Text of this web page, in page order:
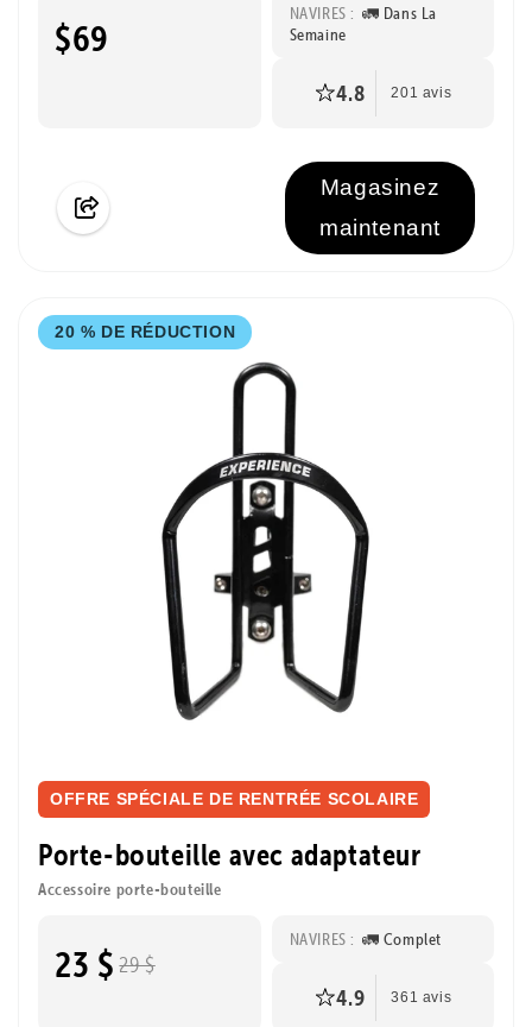
$69
NAVIRES : 🚛 Dans La
Semaine
4.8 201 avis
Magasinez
maintenant
20 % DE RÉDUCTION
OFFRE SPÉCIALE DE RENTRÉE SCOLAIRE
Porte-bouteille avec adaptateur
Accessoire porte-bouteille
23 $ 29 $
NAVIRES : 🚛 Complet
4.9 361 avis